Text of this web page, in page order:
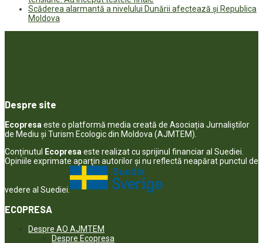
Scăderea alarmantă a nivelului Dunării afectează și Republica
Moldova
Despre site
Ecopresa este o platformă media creată de Asociația Jurnaliștilor
de Mediu și Turism Ecologic din Moldova (AJMTEM).
Conținutul Ecopresa este realizat cu sprijinul financiar al Suediei.
Opiniile exprimate aparţin autorilor şi nu reflectă neapărat punctul de
vedere al Suediei.
ECOPRESA
Despre AO AJMTEM
Despre Ecopresa